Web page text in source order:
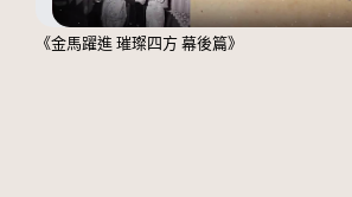
《金馬躍進 璀璨四方 幕後篇》